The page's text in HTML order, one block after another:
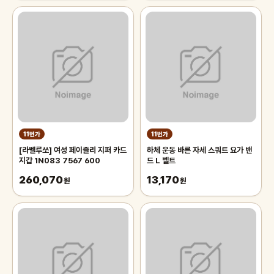
11번가
[라벨루쏘] 여성 페이즐리 지퍼 카드
지갑 1N083 7567 600
260,070원
11번가
하체 운동 바른 자세 스쿼트 요가 밴
드 L 벨트
13,170원